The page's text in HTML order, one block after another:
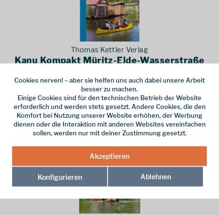
Thomas Kettler Verlag
Kanu Kompakt Müritz-Elde-Wasserstraße
Kanu Kompakt Müritz-Elde-Wasserstraße 2017 - Paddelbuch aus
dem Thomas Kettler Verlag
12,90 € *
Cookies nerven! – aber sie helfen uns auch dabei unsere Arbeit
besser zu machen.
Einige Cookies sind für den technischen Betrieb der Website
erforderlich und werden stets gesetzt. Andere Cookies, die den
Komfort bei Nutzung unserer Website erhöhen, der Werbung
dienen oder die Interaktion mit anderen Websites vereinfachen
sollen, werden nur mit deiner Zustimmung gesetzt.
Akzeptieren
Konfigurieren Ablehnen